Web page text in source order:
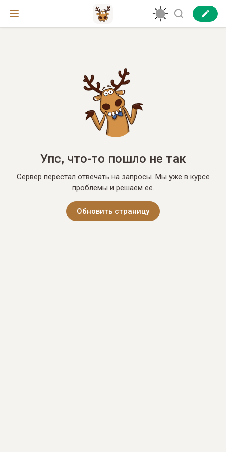
Упс, что-то пошло не так
Сервер перестал отвечать на запросы. Мы уже в курсе
проблемы и решаем её.
Обновить страницу